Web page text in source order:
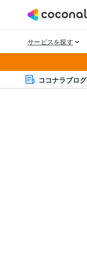
ココナラブログ